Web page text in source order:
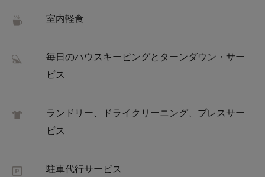
室内軽食
毎日のハウスキーピングとターンダウン・サー
ビス
ランドリー、ドライクリーニング、プレスサー
ビス
駐車代行サービス